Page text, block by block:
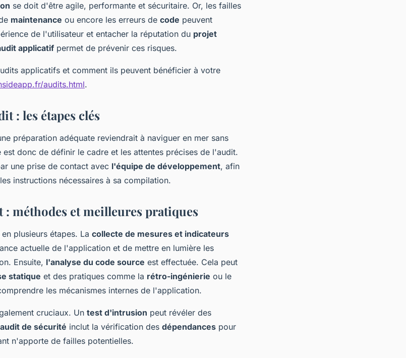
se doit d'être agile, performante et sécuritaire. Or, les failles
maintenance ou encore les erreurs de code peuvent
de l'utilisateur et entacher la réputation du projet
applicatif permet de prévenir ces risques.
applicatifs et comment ils peuvent bénéficier à votre
audits.html.
: les étapes clés
préparation adéquate reviendrait à naviguer en mer sans
est donc de définir le cadre et les attentes précises de l'audit.
une prise de contact avec l'équipe de développement, afin
instructions nécessaires à sa compilation.
méthodes et meilleures pratiques
plusieurs étapes. La collecte de mesures et indicateurs
actuelle de l'application et de mettre en lumière les
Ensuite, l'analyse du code source est effectuée. Cela peut
statique et des pratiques comme la rétro-ingénierie ou le
les mécanismes internes de l'application.
cruciaux. Un test d'intrusion peut révéler des
audit de sécurité inclut la vérification des dépendances pour
n'apporte de failles potentielles.